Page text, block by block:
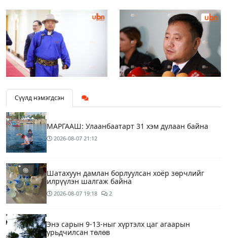
Сүүлд нэмэгдсэн
МАРГААШ: Улаанбаатарт 31 хэм дулаан байна
2026-08-07 21:12
Шатахуун дамлан борлуулсан хоёр зөрчлийг
илрүүлэн шалгаж байна
2026-08-07 19:18 2
Энэ сарын 9-13-ныг хүртэлх цаг агаарын
урьдчилсан төлөв